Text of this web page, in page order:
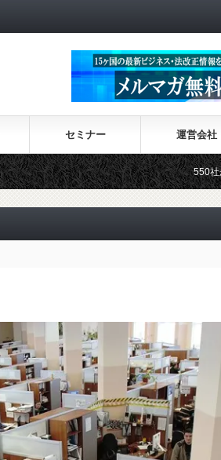
セミナー 運営会社
550社から集めた